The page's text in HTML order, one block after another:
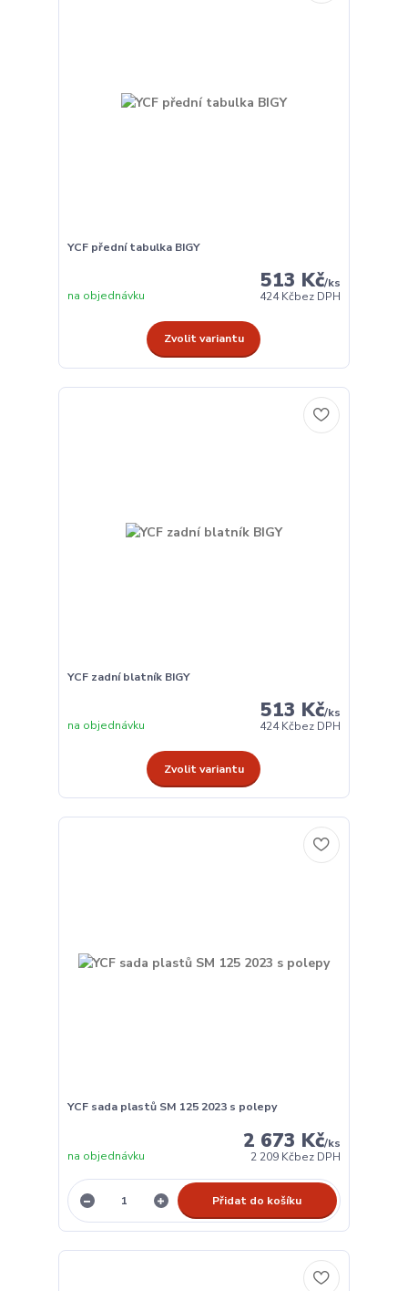
YCF přední tabulka BIGY
513 Kč/ks
424 Kčbez DPH
na objednávku
Zvolit variantu
YCF zadní blatník BIGY
513 Kč/ks
424 Kčbez DPH
na objednávku
Zvolit variantu
YCF sada plastů SM 125 2023 s polepy
2 673 Kč/ks
2 209 Kčbez DPH
na objednávku
Přidat do košíku